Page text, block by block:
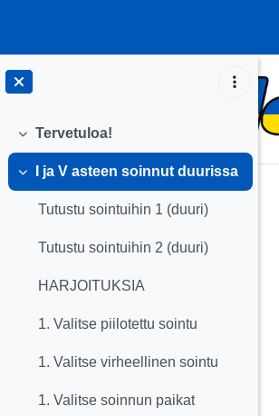
Tiivistä
Tervetuloa!
Tiivistä
I ja V asteen soinnut duurissa
Tutustu sointuihin 1 (duuri)
Tutustu sointuihin 2 (duuri)
HARJOITUKSIA
1. Valitse piilotettu sointu
1. Valitse virheellinen sointu
1. Valitse soinnun paikat